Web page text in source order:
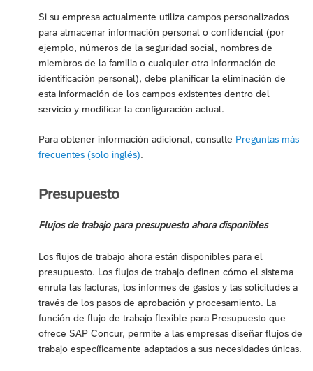
Si su empresa actualmente utiliza campos personalizados
para almacenar información personal o confidencial (por
ejemplo, números de la seguridad social, nombres de
miembros de la familia o cualquier otra información de
identificación personal), debe planificar la eliminación de
esta información de los campos existentes dentro del
servicio y modificar la configuración actual.
Para obtener información adicional, consulte Preguntas más
frecuentes (solo inglés).
Presupuesto
Flujos de trabajo para presupuesto ahora disponibles
Los flujos de trabajo ahora están disponibles para el
presupuesto. Los flujos de trabajo definen cómo el sistema
enruta las facturas, los informes de gastos y las solicitudes a
través de los pasos de aprobación y procesamiento. La
función de flujo de trabajo flexible para Presupuesto que
ofrece SAP Concur, permite a las empresas diseñar flujos de
trabajo específicamente adaptados a sus necesidades únicas.